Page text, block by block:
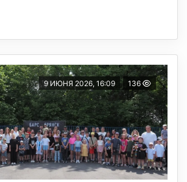
9 ИЮНЯ 2026, 16:09 136